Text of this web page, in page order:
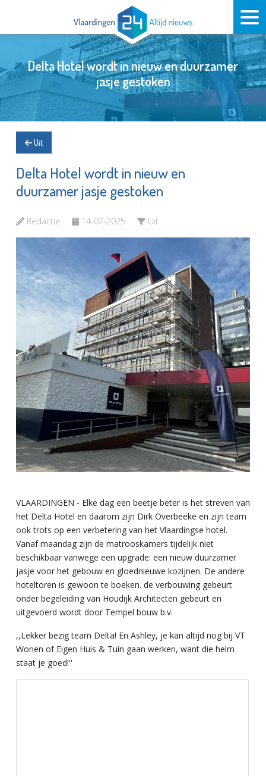
Delta Hotel wordt in nieuw en duurzamer
jasje gestoken
Uit
Delta Hotel wordt in nieuw en
duurzamer jasje gestoken
Redactie 14-07-2025 Uit
VLAARDINGEN - Elke dag een beetje beter is het streven van
het Delta Hotel en daarom zijn Dirk Overbeeke en zijn team
ook trots op een verbetering van het Vlaardingse hotel.
Vanaf maandag zijn de matrooskamers tijdelijk niet
beschikbaar vanwege een upgrade: een nieuw duurzamer
jasje voor het gebouw en gloednieuwe kozijnen. De andere
hoteltoren is gewoon te boeken. de verbouwing gebeurt
onder begeleiding van Houdijk Architecten gebeurt en
uitgevoerd wordt door Tempel bouw b.v.
,,Lekker bezig team Delta! En Ashley, je kan altijd nog bij VT
Wonen of Eigen Huis & Tuin gaan werken, want die helm
staat je goed!''